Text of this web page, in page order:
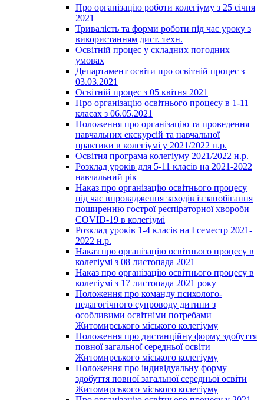
Про організацію роботи колегіуму з 25 січня
2021
Тривалість та форми роботи під час уроку з
використанням дист. техн.
Освітній процес у складних погодних
умовах
Департамент освіти про освітній процес з
03.03.2021
Освітній процес з 05 квітня 2021
Про організацію освітнього процесу в 1-11
класах з 06.05.2021
Положення про організацію та проведення
навчальних екскурсій та навчальної
практики в колегіумі у 2021/2022 н.р.
Освітня програма колегіуму 2021/2022 н.р.
Розклад уроків для 5-11 класів на 2021-2022
навчальний рік
Наказ про організацію освітнього процесу
під час впровадження заходів із запобігання
поширенню гострої респіраторної хвороби
COVID-19 в колегіумі
Розклад уроків 1-4 класів на І семестр 2021-
2022 н.р.
Наказ про організацію освітнього процесу в
колегіумі з 08 листопада 2021
Наказ про організацію освітнього процесу в
колегіумі з 17 листопада 2021 року
Положення про команду психолого-
педагогічного супроводу дитини з
особливими освітніми потребами
Житомирського міського колегіуму
Положення про дистанційну форму здобуття
повної загальної середньої освіти
Житомирського міського колегіуму
Положення про індивідуальну форму
здобуття повної загальної середньої освіти
Житомирського міського колегіуму